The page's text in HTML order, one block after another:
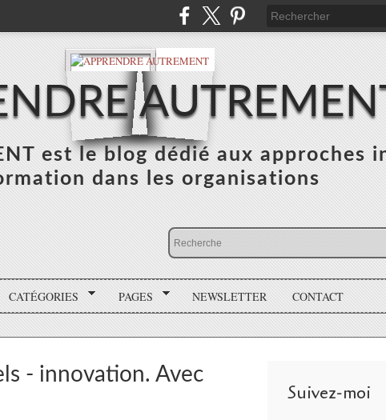
est le blog dédié aux approches
dans les organisations
CATÉGORIES PAGES NEWSLETTER CONTACT
- innovation. Avec
Suivez-moi